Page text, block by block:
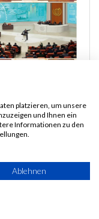
Mars:
platzieren, um unsere
und Ihnen ein
Informationen zu den
Ablehnen